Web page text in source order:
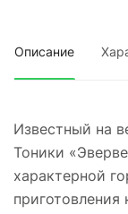
Описание
Известный на
Тоники
характерной
приготовления